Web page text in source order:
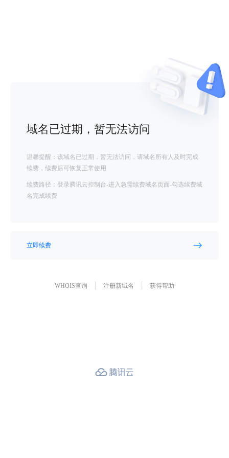
域名已过期，暂无法访问
温馨提醒：该域名已过期，暂无法访问，请域名所有人及时完成
续费，续费后可恢复正常使用
续费路径：登录腾讯云控制台-进入急需续费域名页面-勾选续费域
名完成续费
立即续费
WHOIS查询 注册新域名 获得帮助